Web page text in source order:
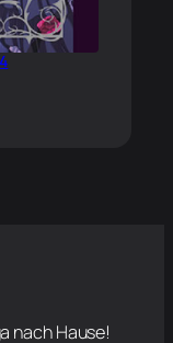
nach Hause!